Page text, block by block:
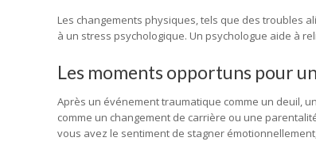
Les changements physiques, tels que des troubles
à un stress psychologique. Un psychologue aide à
Les moments opportuns pour
Après un événement traumatique comme un deuil,
comme un changement de carrière ou une
vous avez le sentiment de stagner